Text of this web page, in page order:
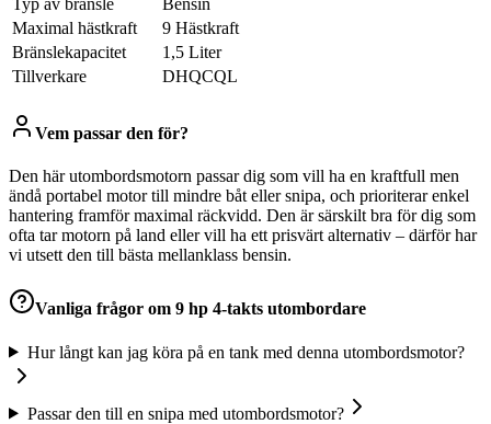
Maximal hästkraft
9 Hästkraft
Bränslekapacitet
1,5 Liter
Tillverkare
DHQCQL
Vem passar den för?
Den här utombordsmotorn passar dig som vill ha en kraftfull men
ändå portabel motor till mindre båt eller snipa, och prioriterar enkel
hantering framför maximal räckvidd. Den är särskilt bra för dig som
ofta tar motorn på land eller vill ha ett prisvärt alternativ – därför har
vi utsett den till bästa mellanklass bensin.
Vanliga frågor om 9 hp 4-takts utombordare
Hur långt kan jag köra på en tank med denna utombordsmotor?
Passar den till en snipa med utombordsmotor?